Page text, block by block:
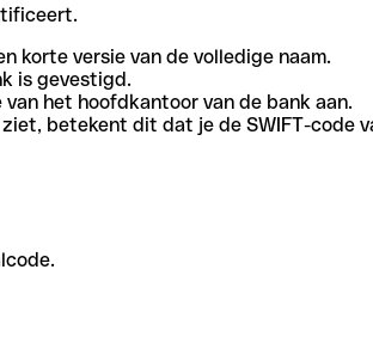
korte versie van de volledige naam.
is gevestigd.
het hoofdkantoor van de bank aan.
betekent dit dat je de SWIFT-code